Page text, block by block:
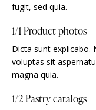
fugit, sed quia.
1/1 Product photos
Dicta sunt explicabo.
voluptas sit
magna quia.
1/2 Pastry catalogs